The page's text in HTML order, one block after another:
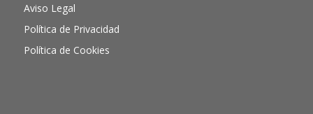
Aviso Legal
Política de Privacidad
Política de Cookies